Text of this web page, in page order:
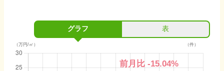
グラフ 表
（万円/㎡） （件）
前月比-15.04%